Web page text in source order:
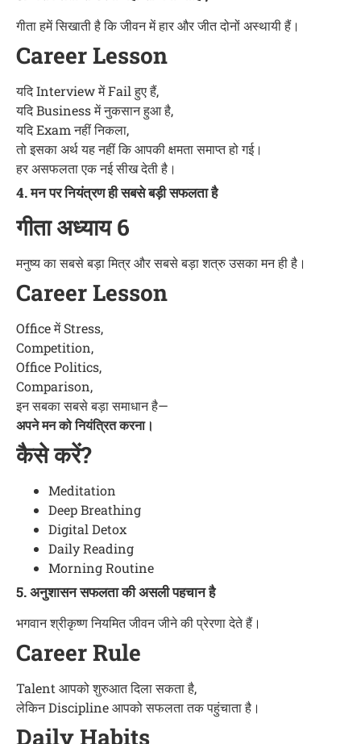
गीता हमें सिखाती है कि जीवन में हार और जीत दोनों अस्थायी हैं।
Career Lesson
यदि Interview में Fail हुए हैं,
यदि Business में नुकसान हुआ है,
यदि Exam नहीं निकला,
तो इसका अर्थ यह नहीं कि आपकी क्षमता समाप्त हो गई।
हर असफलता एक नई सीख देती है।
4. मन पर नियंत्रण ही सबसे बड़ी सफलता है
गीता अध्याय 6
मनुष्य का सबसे बड़ा मित्र और सबसे बड़ा शत्रु उसका मन ही है।
Career Lesson
Office में Stress,
Competition,
Office Politics,
Comparison,
इन सबका सबसे बड़ा समाधान है—
अपने मन को नियंत्रित करना।
कैसे करें?
Meditation
Deep Breathing
Digital Detox
Daily Reading
Morning Routine
5. अनुशासन सफलता की असली पहचान है
भगवान श्रीकृष्ण नियमित जीवन जीने की प्रेरणा देते हैं।
Career Rule
Talent आपको शुरुआत दिला सकता है,
लेकिन Discipline आपको सफलता तक पहुंचाता है।
Daily Habits